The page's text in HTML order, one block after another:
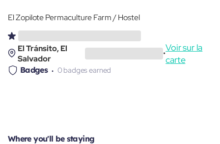
El Zopilote Permaculture Farm / Hostel
El Tránsito, El
Salvador
•
Voir sur la
carte
Badges 0 badges earned
Where you'll be staying